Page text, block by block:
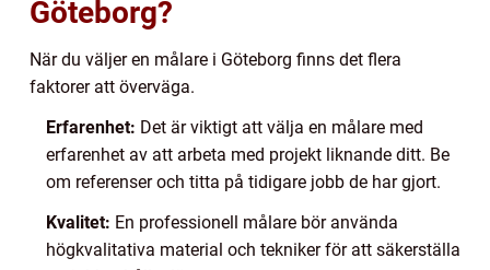
Göteborg?
När du väljer en målare i Göteborg finns det flera
faktorer att överväga.
Erfarenhet: Det är viktigt att välja en målare med
erfarenhet av att arbeta med projekt liknande ditt. Be
om referenser och titta på tidigare jobb de har gjort.
Kvalitet: En professionell målare bör använda
högkvalitativa material och tekniker för att säkerställa